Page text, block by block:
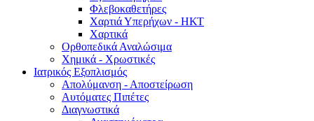
Φλεβοκαθετήρες
Χαρτιά Υπερήχων - ΗΚΤ
Χαρτικά
Ορθοπεδικά Αναλώσιμα
Χημικά - Χρωστικές
Ιατρικός Εξοπλισμός
Απολύμανση - Αποστείρωση
Αυτόματες Πιπέτες
Διαγνωστικά